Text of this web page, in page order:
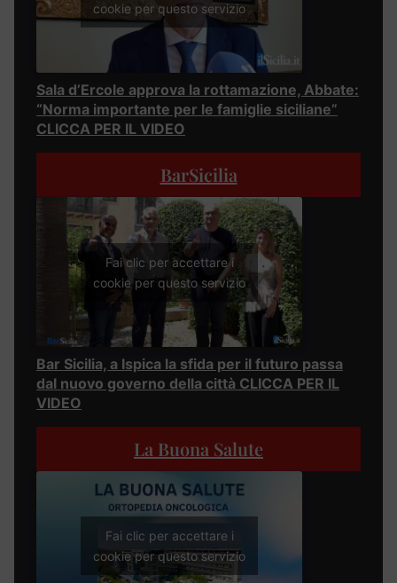
cookie per questo servizio
Sala d’Ercole approva la rottamazione, Abbate:
“Norma importante per le famiglie siciliane”
CLICCA PER IL VIDEO
BarSicilia
Fai clic per accettare i
cookie per questo servizio
Bar Sicilia, a Ispica la sfida per il futuro passa
dal nuovo governo della città CLICCA PER IL
VIDEO
La Buona Salute
Fai clic per accettare i
cookie per questo servizio